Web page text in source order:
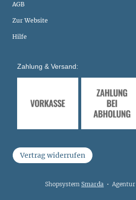
AGB
Zur Website
Hilfe
Zahlung & Versand:
Vertrag widerrufen
Shopsystem Smarda • Agentur